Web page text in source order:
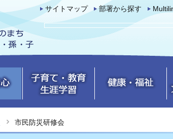
サイトマップ 部署から探す
市民防災研修会